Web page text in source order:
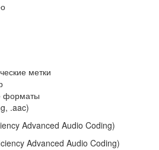
метки
форматы
.aac)
Advanced Audio Coding)
Advanced Audio Coding)